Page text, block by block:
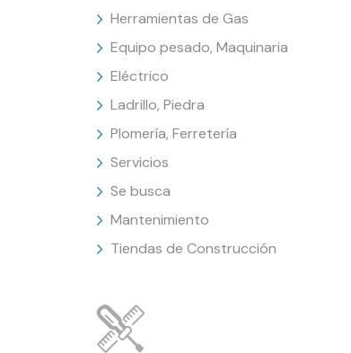
Herramientas de Gas
Equipo pesado, Maquinaria
Eléctrico
Ladrillo, Piedra
Plomería, Ferretería
Servicios
Se busca
Mantenimiento
Tiendas de Construcción